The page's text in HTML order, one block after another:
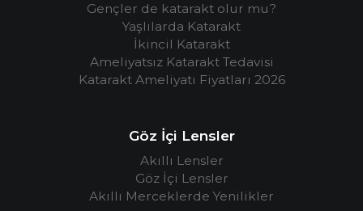
Gençler de katarakt olur mu?
Yaşlılarda Katarakt
İkincil Katarakt
Ameliyatsız Katarakt Tedavisi
Katarakt Ameliyatı Fiyatları 2026
Göz İçi Lensler
Akıllı Lensler
Göz İçi Lensler
Akıllı Merceklerde Yenilikler